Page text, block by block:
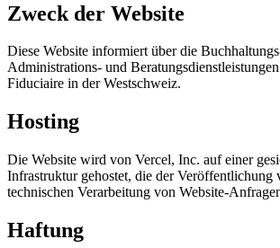
Zweck der Website
Diese Website informiert über die
Administrations- und
Fiduciaire in der Westschweiz.
Hosting
Die Website wird von Vercel, Inc. auf einer
Infrastruktur gehostet, die der Veröffentlichung
technischen Verarbeitung von Website-
Haftung